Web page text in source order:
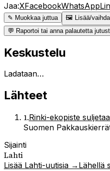
Jaa:XFacebookWhatsApp
✎ Muokkaa juttua
🖼 Lisää/
💬 Raportoi tai anna palautetta
Keskustelu
Ladataan…
Lähteet
1.Rinki-ekopiste
Suomen
Sijainti
Lahti
Lisää Lahti-uutisia → Lähellä